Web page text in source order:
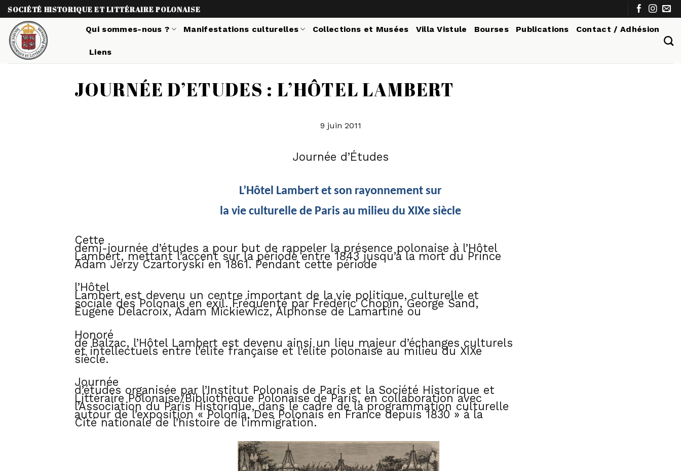
Skip
content
SOCIÉTÉ HISTORIQUE ET LITTÉRAIRE POLONAISE
Qui sommes-nous ? Manifestations culturelles Collections et Musées Villa Vistule Bourses Publications Contact / Adhésion
Liens
JOURNÉE D’ETUDES : L’HÔTEL LAMBERT
9 juin 2011
Journée d’Études
L’Hôtel Lambert et son rayonnement sur
la vie culturelle de Paris au milieu du XIXe siècle
Cette
demi-journée d’études a pour but de rappeler la présence polonaise à l’Hôtel
Lambert, mettant l’accent sur la période entre 1843 jusqu’à la mort du Prince
Adam Jerzy Czartoryski en 1861. Pendant cette période
l’Hôtel
Lambert est devenu un centre important de la vie politique, culturelle et
sociale des Polonais en exil. Fréquenté par Frédéric Chopin, George Sand,
Eugène Delacroix, Adam Mickiewicz, Alphonse de Lamartine ou
Honoré
de Balzac, l’Hôtel Lambert est devenu ainsi un lieu majeur d’échanges culturels
et intellectuels entre l’élite française et l’élite polonaise au milieu du XIXe
siècle.
Journée
d’études organisée par l’Institut Polonais de Paris et la Société Historique et
Littéraire Polonaise/Bibliothèque Polonaise de Paris, en collaboration avec
l’Association du Paris Historique, dans le cadre de la programmation culturelle
autour de l’exposition « Polonia. Des Polonais en France depuis 1830 » à la
Cité nationale de l’histoire de l’immigration.